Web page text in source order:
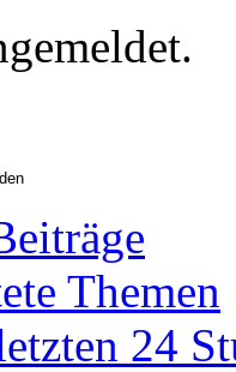
Themen
24